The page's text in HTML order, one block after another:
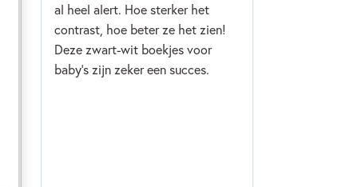
al heel alert. Hoe sterker het
contrast, hoe beter ze het zien!
Deze zwart-wit boekjes voor
baby's zijn zeker een succes.